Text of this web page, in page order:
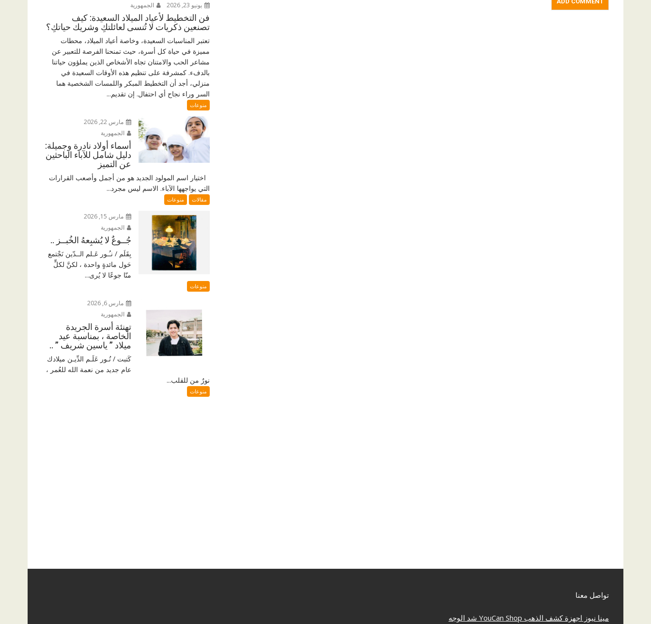
يونيو 23, 2026 الجمهورية
فن التخطيط لأعياد الميلاد السعيدة: كيف
تصنعين ذكريات لا تُنسى لعائلتكِ وشريك حياتكِ؟
تعتبر المناسبات السعيدة، وخاصة أعياد الميلاد، محطات
مميزة في حياة كل أسرة، حيث تمنحنا الفرصة للتعبير عن
مشاعر الحب والامتنان تجاه الأشخاص الذين يملؤون حياتنا
بالدفء. كمشرفة على تنظيم هذه الأوقات السعيدة في
منزلي، أجد أن التخطيط المبكر واللمسات الشخصية هما
السر وراء نجاح أي احتفال. إن تقديم...
منوعات
مارس 22, 2026
الجمهورية
أسماء أولاد نادرة وجميلة:
دليل شامل للآباء الباحثين
عن التميز
اختيار اسم المولود الجديد هو من أجمل وأصعب القرارات
التي يواجهها الآباء. الاسم ليس مجرد...
مقالات منوعات
مارس 15, 2026
الجمهورية
جُــوعٌ لا يُشبِعهُ الخُبــز ..
بِقَلَم / نـُـور عَـلم الــدّين نَجْتمع
حَول مائدةٍ واحدة ، لكنَّ لكلٍّ
منّا جوعًا لا يُرى...
منوعات
مارس 6, 2026
الجمهورية
تهنئة أسرة الجريدة
الخاصة ، بمناسبة عيد
ميلاد ” ياسين شريف ” ..
كَتبت / نُـور عَلَـم الدِّيـن ميلادك
عام جديد من نعمة الله للعُمر ،
نورٌ من للقلب...
منوعات
تواصل معنا
مينا نيوز اجهزة كشف الذهب YouCan Shop شد الوجه